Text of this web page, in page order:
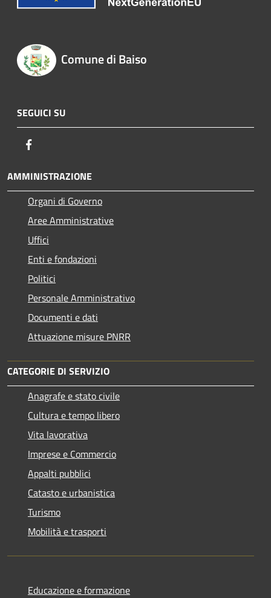
Comune di Baiso
SEGUICI SU
AMMINISTRAZIONE
Organi di Governo
Aree Amministrative
Uffici
Enti e fondazioni
Politici
Personale Amministrativo
Documenti e dati
Attuazione misure PNRR
CATEGORIE DI SERVIZIO
Anagrafe e stato civile
Cultura e tempo libero
Vita lavorativa
Imprese e Commercio
Appalti pubblici
Catasto e urbanistica
Turismo
Mobilità e trasporti
Educazione e formazione